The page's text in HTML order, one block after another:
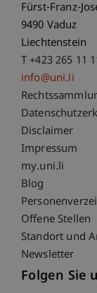
Fürst-Franz-
9490 Vaduz
Liechtenstein
T +423 265 11
info@uni.li
Fußzeile
Disclaimer
Impressum
Fußzeile
my.uni.li
Blog
Offene Stellen
Standort und
Newsletter
Folgen Sie